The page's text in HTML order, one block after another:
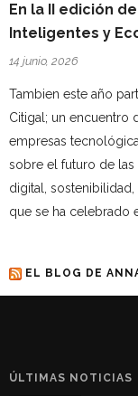
En la II edición
Inteligentes y
14 junio, 2026
Tambien este año
Citigal; un encuentro
empresas
sobre el futuro de las
digital,
que se ha celebrado
EL BLOG DE
ÚLTIMAS NOTICIAS